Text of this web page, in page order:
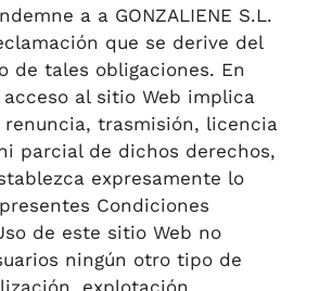
a a GONZALIENE S.L.
que se derive del
de tales obligaciones. En
al sitio Web implica
trasmisión, licencia
parcial de dichos derechos,
expresamente lo
Condiciones
de este sitio Web no
ningún otro tipo de
explotación,